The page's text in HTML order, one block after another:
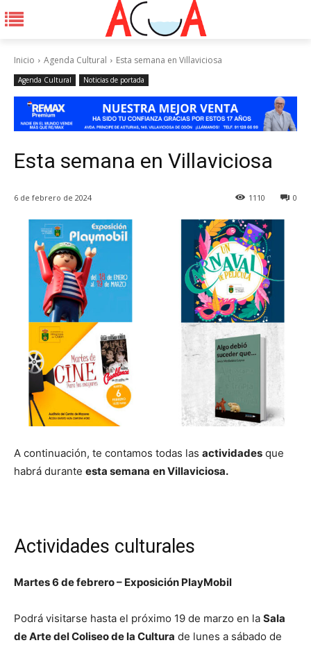
Inicio Agenda Cultural Esta semana en Villaviciosa
Agenda Cultural Noticias de portada
Esta semana en Villaviciosa
6 de febrero de 2024 0
1110
A continuación, te contamos todas las actividades que
habrá durante esta semana en Villaviciosa.
Actividades culturales
Martes 6 de febrero – Exposición PlayMobil
Podrá visitarse hasta el próximo 19 de marzo en la Sala
de Arte del Coliseo de la Cultura de lunes a sábado de